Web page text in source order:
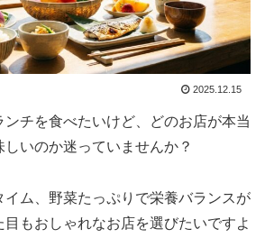
2025.12.15
チを食べたいけど、どのお店が本当
いのか迷っていませんか？
イム、野菜たっぷりで栄養バランスが
目もおしゃれなお店を選びたいですよ